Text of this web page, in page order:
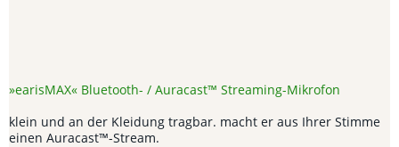
»earisMAX« Bluetooth- / Auracast™ Streaming-Mikrofon
klein und an der Kleidung tragbar. macht er aus Ihrer Stimme
einen Auracast™-Stream.